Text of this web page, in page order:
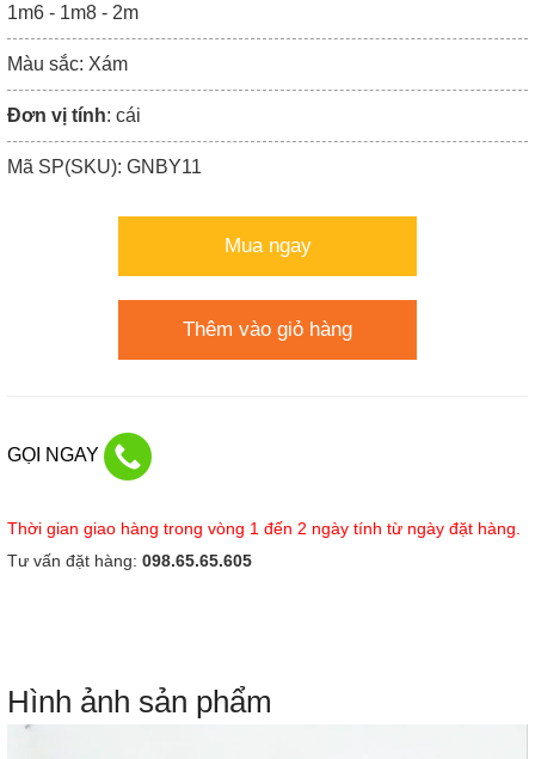
1m6 - 1m8 - 2m
Màu sắc: Xám
Đơn vị tính: cái
Mã SP(SKU): GNBY11
Mua ngay
Thêm vào giỏ hàng
GỌI NGAY
Thời gian giao hàng trong vòng 1 đến 2 ngày tính từ ngày đặt hàng.
Tư vấn đặt hàng: 098.65.65.605
Hình ảnh sản phẩm